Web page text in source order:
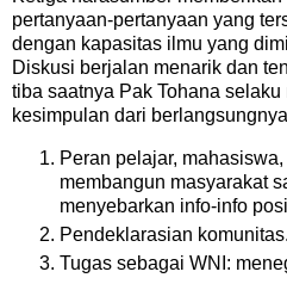
pertanyaan-pertanyaan yang
dengan kapasitas ilmu yang
Diskusi berjalan menarik dan
tiba saatnya Pak Tohana
kesimpulan dari
Peran pelajar,
membangun masyarakat
menyebarkan info-info
Pendeklarasian komunitas.
Tugas sebagai WNI: